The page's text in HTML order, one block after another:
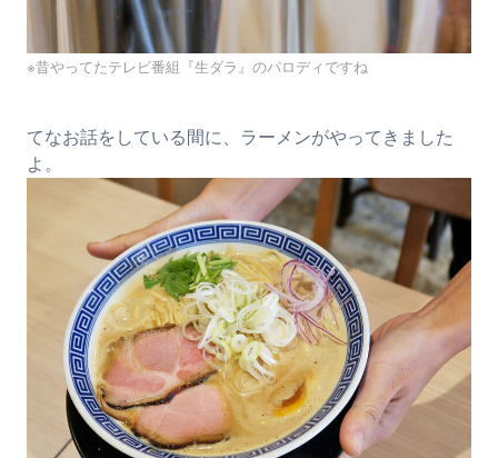
※昔やってたテレビ番組『生ダラ』のパロディですね
てなお話をしている間に、ラーメンがやってきました
よ。